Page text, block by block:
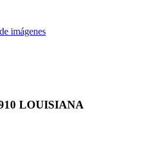
imágenes
LOUISIANA